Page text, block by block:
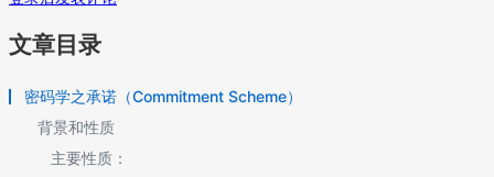
文章目录
密码学之承诺（Commitment Scheme）
背景和性质
主要性质：